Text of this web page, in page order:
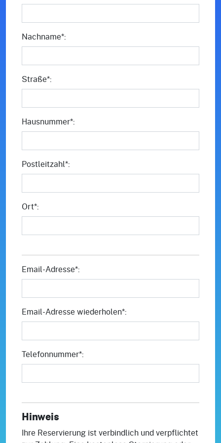
Nachname*:
Straße*:
Hausnummer*:
Postleitzahl*:
Ort*:
Email-Adresse*:
Email-Adresse wiederholen*:
Telefonnummer*:
Hinweis
Ihre Reservierung ist verbindlich und verpflichtet